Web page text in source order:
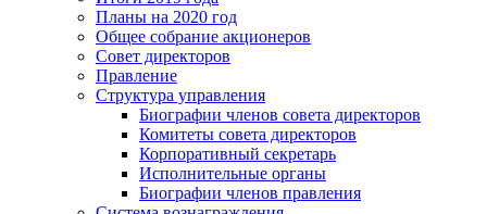
Планы на 2020 год
Общее собрание акционеров
Совет директоров
Правление
Структура управления
Биографии членов совета директоров
Комитеты совета директоров
Корпоративный секретарь
Исполнительные органы
Биографии членов правления